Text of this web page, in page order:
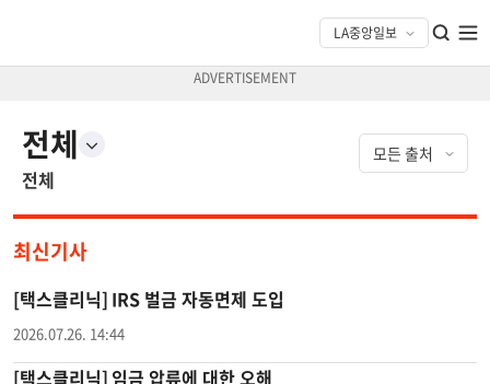
전체
전체
최신기사
[택스클리닉] IRS 벌금 자동면제 도입
2026.07.26. 14:44
[택스클리닉] 임금 압류에 대한 오해